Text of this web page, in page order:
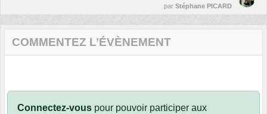
par Stéphane PICARD
COMMENTEZ L’ÉVÈNEMENT
Connectez-vous pour pouvoir participer aux